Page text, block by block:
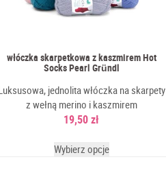
włóczka skarpetkowa z kaszmirem Hot
Socks Pearl Gründl
jednolita włóczka na skarpety
z wełną merino i kaszmirem
19,50zł
Wybierz opcje